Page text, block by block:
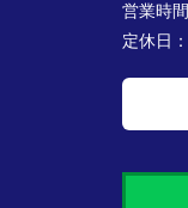
営業時間
定休日：